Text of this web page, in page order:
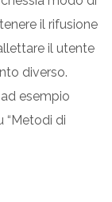
il rifusione
il utente
diverso.
esempio
“Metodi di